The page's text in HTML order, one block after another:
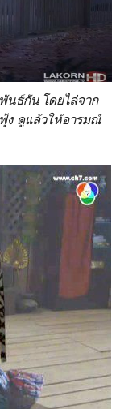
นธ์กัน โดยไล่จาก
ง ดูแล้วให้อารมณ์